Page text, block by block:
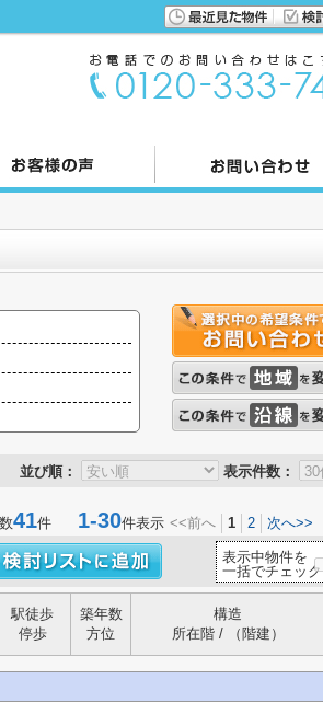
並び順： 表示件数：
41件 1-30件表示 <<前へ 1 2 次へ>>
表示中物件を
一括でチェック
駅徒歩
停歩
築年数
方位
構造
所在階 / （階建）